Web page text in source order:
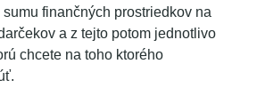
finančných prostriedkov na
a z tejto potom jednotlivo
chcete na toho ktorého